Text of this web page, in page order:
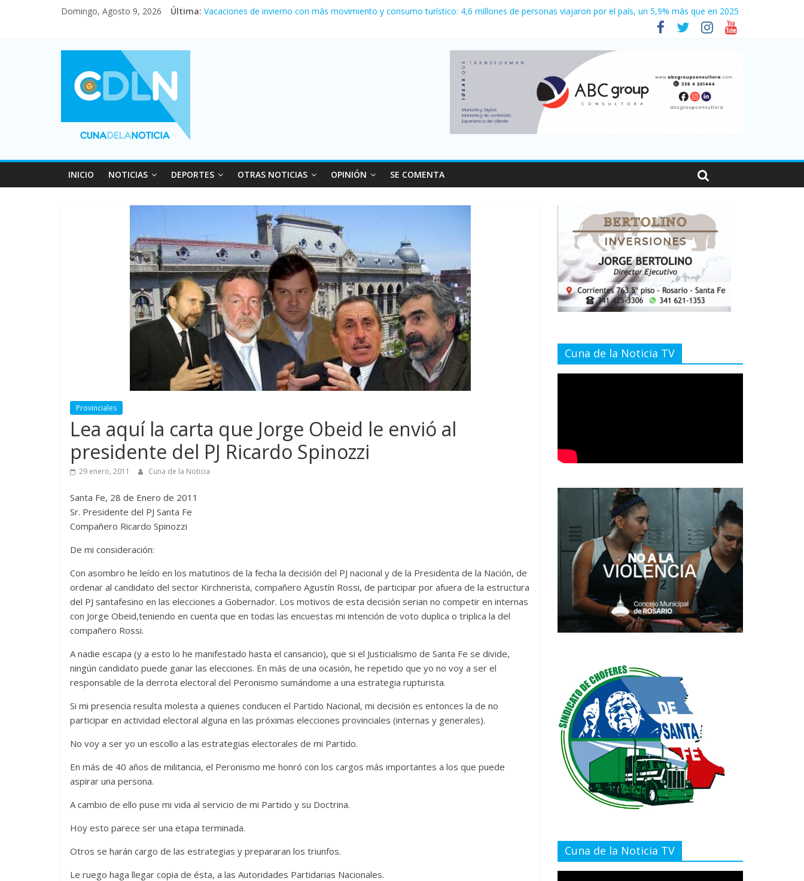
Domingo, Agosto 9, 2026 Última: Desde que asumió Milei cerraron 41.000 kioscos: el sector denuncia crisis como en 2001
Vacaciones de invierno con más movimiento y consumo turístico: 4,6 millones de personas viajaron por el país, un 5,9% más que en 2025
La morosidad alcanzó su nivel más alto en dos décadas y ya afecta a 400 mil deudores en Santa Fe
INICIO NOTICIAS DEPORTES OTRAS NOTICIAS OPINIÓN SE COMENTA
Provinciales
Lea aquí la carta que Jorge Obeid le envió al
presidente del PJ Ricardo Spinozzi
29 enero, 2011 Cuna de la Noticia
Santa Fe, 28 de Enero de 2011
Sr. Presidente del PJ Santa Fe
Compañero Ricardo Spinozzi
De mi consideración:
Con asombro he leído en los matutinos de la fecha la decisión del PJ nacional y de la Presidenta de la Nación, de
ordenar al candidato del sector Kirchnerista, compañero Agustín Rossi, de participar por afuera de la estructura
del PJ santafesino en las elecciones a Gobernador. Los motivos de esta decisión serian no competir en internas
con Jorge Obeid,teniendo en cuenta que en todas las encuestas mi intención de voto duplica o triplica la del
compañero Rossi.
A nadie escapa (y a esto lo he manifestado hasta el cansancio), que si el Justicialismo de Santa Fe se divide,
ningún candidato puede ganar las elecciones. En más de una ocasión, he repetido que yo no voy a ser el
responsable de la derrota electoral del Peronismo sumándome a una estrategia rupturista.
Si mi presencia resulta molesta a quienes conducen el Partido Nacional, mi decisión es entonces la de no
participar en actividad electoral alguna en las próximas elecciones provinciales (internas y generales).
No voy a ser yo un escollo a las estrategias electorales de mi Partido.
En más de 40 años de militancia, el Peronismo me honró con los cargos más importantes a los que puede
aspirar una persona.
A cambio de ello puse mi vida al servicio de mi Partido y su Doctrina.
Hoy esto parece ser una etapa terminada.
Otros se harán cargo de las estrategias y prepararan los triunfos.
Le ruego haga llegar copia de ésta, a las Autoridades Partidarias Nacionales.
Cuna de la Noticia TV
Cuna de la Noticia TV